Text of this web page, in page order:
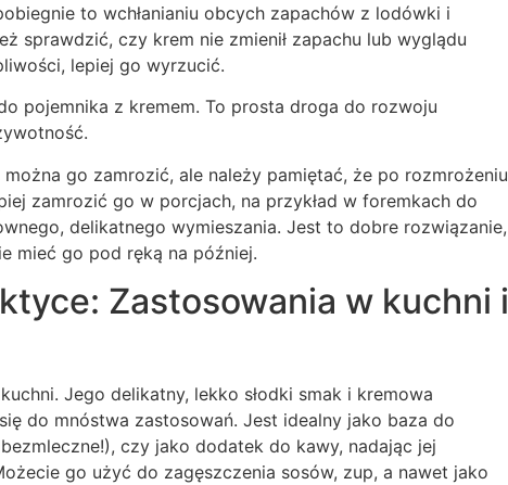
to wchłanianiu obcych zapachów z lodówki i
sprawdzić, czy krem nie zmienił zapachu lub wyglądu
lepiej go wyrzucić.
pojemnika z kremem. To prosta droga do rozwoju
go zamrozić, ale należy pamiętać, że po rozmrożeniu
zamrozić go w porcjach, na przykład w foremkach do
delikatnego wymieszania. Jest to dobre rozwiązanie,
mieć go pod ręką na później.
Zastosowania w kuchni i
Jego delikatny, lekko słodki smak i kremowa
do mnóstwa zastosowań. Jest idealny jako baza do
czy jako dodatek do kawy, nadając jej
go użyć do zagęszczenia sosów, zup, a nawet jako